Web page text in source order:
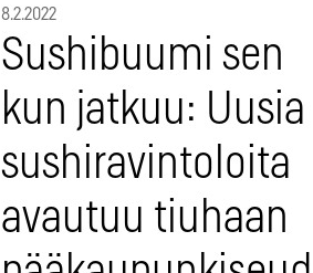
8.2.2022
Sushibuumi sen
kun jatkuu: Uusia
sushiravintoloita
avautuu tiuhaan